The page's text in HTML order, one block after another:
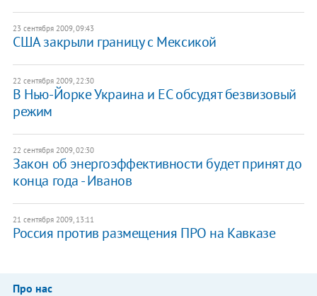
23 сентября 2009, 09:43
США закрыли границу с Мексикой
22 сентября 2009, 22:30
В Нью-Йорке Украина и ЕС обсудят безвизовый
режим
22 сентября 2009, 02:30
Закон об энергоэффективности будет принят до
конца года - Иванов
21 сентября 2009, 13:11
Россия против размещения ПРО на Кавказе
Про нас